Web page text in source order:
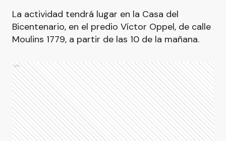
La actividad tendrá lugar en la Casa del
Bicentenario, en el predio Víctor Oppel, de calle
Moulins 1779, a partir de las 10 de la mañana.
Ads